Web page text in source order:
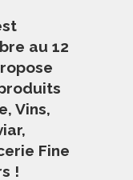
au 12
Vins,
Fine
!